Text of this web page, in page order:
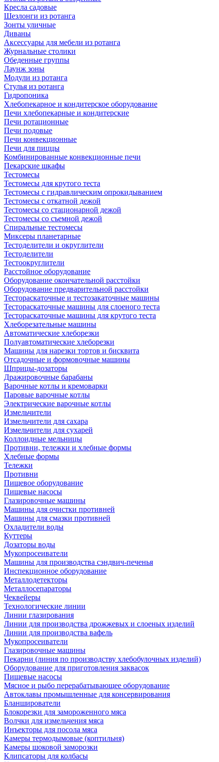
Кресла садовые
Шезлонги из ротанга
Зонты уличные
Диваны
Аксессуары для мебели из ротанга
Журнальные столики
Обеденные группы
Лаунж зоны
Модули из ротанга
Стулья из ротанга
Гидропоника
Хлебопекарное и кондитерское оборудование
Печи хлебопекарные и кондитерские
Печи ротационные
Печи подовые
Печи конвекционные
Печи для пиццы
Комбинированные конвекционные печи
Пекарские шкафы
Тестомесы
Тестомесы для крутого теста
Тестомесы с гидравлическим опрокидыванием
Тестомесы с откатной дежой
Тестомесы со стационарной дежой
Тестомесы со съемной дежой
Спиральные тестомесы
Миксеры планетарные
Тестоделители и округлители
Тестоделители
Тестоокруглители
Расстойное оборудование
Оборудование окончательной расстойки
Оборудование предварительной расстойки
Тестораскаточные и тестозакаточные машины
Тестораскаточные машины для слоеного теста
Тестораскаточные машины для крутого теста
Хлеборезательные машины
Автоматические хлеборезки
Полуавтоматические хлеборезки
Машины для нарезки тортов и бисквита
Отсадочные и формовочные машины
Шприцы-дозаторы
Дражировочные барабаны
Варочные котлы и кремоварки
Паровые варочные котлы
Электрические варочные котлы
Измельчители
Измельчители для сахара
Измельчители для сухарей
Коллоидные мельницы
Противни, тележки и хлебные формы
Хлебные формы
Тележки
Противни
Пищевое оборудование
Пищевые насосы
Глазировочные машины
Машины для очистки противней
Машины для смазки противней
Охладители воды
Куттеры
Дозаторы воды
Мукопросеиватели
Машины для производства сэндвич-печенья
Инспекционное оборудование
Металлодетекторы
Металлосепараторы
Чеквейеры
Технологические линии
Линии глазирования
Линии для производства дрожжевых и слоеных изделий
Линии для производства вафель
Мукопросеиватели
Глазировочные машины
Пекарни (линия по производству хлебобулочных изделий)
Оборудование для приготовления заквасок
Пищевые насосы
Мясное и рыбо перерабатывающее оборудование
Автоклавы промышленные для консервирования
Бланширователи
Блокорезки для замороженного мяса
Волчки для измельчения мяса
Инъекторы для посола мяса
Камеры термодымовые (коптильня)
Камеры шоковой заморозки
Клипсаторы для колбасы